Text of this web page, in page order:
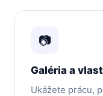
📷
Galéria a
Ukážete prácu,